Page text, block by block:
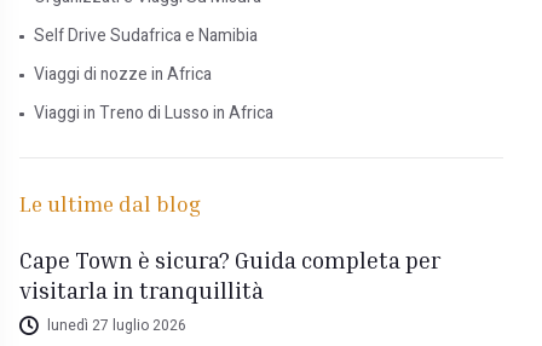
Self Drive Sudafrica e Namibia
Viaggi di nozze in Africa
Viaggi in Treno di Lusso in Africa
Le ultime dal blog
Cape Town è sicura? Guida completa per
visitarla in tranquillità
lunedì 27 luglio 2026